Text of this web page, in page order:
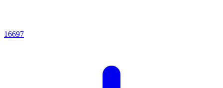
16697